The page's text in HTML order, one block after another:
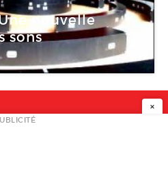
nouvelle
sons
×